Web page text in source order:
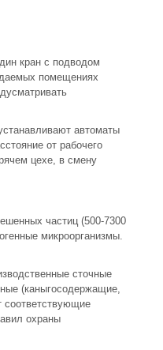
кран с подводом
помещениях
автоматы
от рабочего
цехе, в смену
частиц (500-7300
микроорганизмы.
сточные
(каныгосодержащие,
соответствующие
охраны